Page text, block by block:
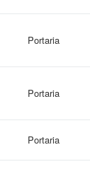
Portaria
Portaria
Portaria